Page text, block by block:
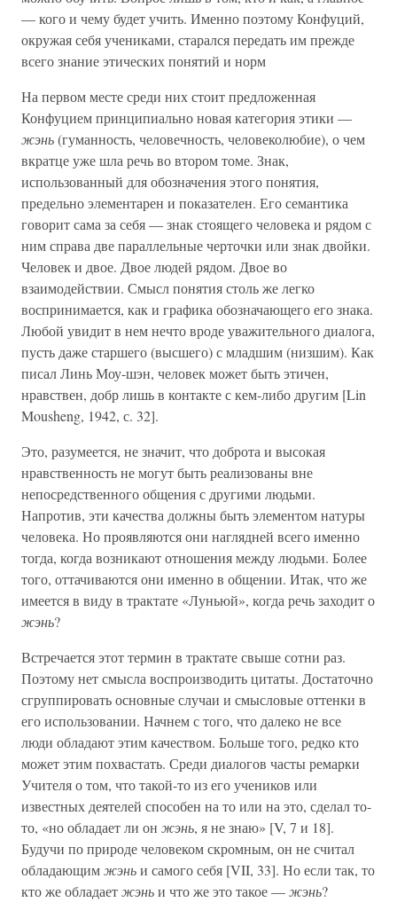
— кого и чему будет учить. Именно поэтому Конфуций,
окружая себя учениками, старался передать им прежде
всего знание этических понятий и норм
На первом месте среди них стоит предложенная
Конфуцием принципиально новая категория этики —
жэнь(гуманность, человечность, человеколюбие), о чем
вкратце уже шла речь во втором томе. Знак,
использованный для обозначения этого понятия,
предельно элементарен и показателен. Его семантика
говорит сама за себя — знак стоящего человека и рядом с
ним справа две параллельные черточки или знак двойки.
Человек и двое. Двое людей рядом. Двое во
взаимодействии. Смысл понятия столь же легко
воспринимается, как и графика обозначающего его знака.
Любой увидит в нем нечто вроде уважительного диалога,
пусть даже старшего (высшего) с младшим (низшим). Как
писал Линь Моу-шэн, человек может быть этичен,
нравствен, добр лишь в контакте с кем-либо другим [Lin
Mousheng, 1942, с. 32].
Это, разумеется, не значит, что доброта и высокая
нравственность не могут быть реализованы вне
непосредственного общения с другими людьми.
Напротив, эти качества должны быть элементом натуры
человека. Но проявляются они наглядней всего именно
тогда, когда возникают отношения между людьми. Более
того, оттачиваются они именно в общении. Итак, что же
имеется в виду в трактате «Луньюй», когда речь заходит о
жэнь?
Встречается этот термин в трактате свыше сотни раз.
Поэтому нет смысла воспроизводить цитаты. Достаточно
сгруппировать основные случаи и смысловые оттенки в
его использовании. Начнем с того, что далеко не все
люди обладают этим качеством. Больше того, редко кто
может этим похвастать. Среди диалогов часты ремарки
Учителя о том, что такой-то из его учеников или
известных деятелей способен на то или на это, сделал то-
то, «но обладает ли он жэнь, я не знаю» [V, 7 и 18].
Будучи по природе человеком скромным, он не считал
обладающимжэньи самого себя [VII, 33]. Но если так, то
кто же обладаетжэньи что же это такое —жэнь?